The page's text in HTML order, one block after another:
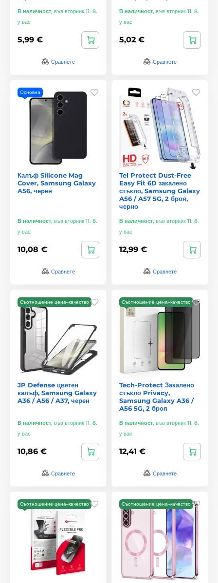
В наличност, във вторник 11. 8.
у вас
5,99 €
Сравнете
В наличност, във вторник 11. 8.
у вас
5,02 €
Сравнете
Основна
Калъф Silicone Mag
Cover, Samsung Galaxy
A56, черен
В наличност, във вторник 11. 8.
у вас
10,08 €
Сравнете
Tel Protect Dust-Free
Easy Fit 6D закалено
стъкло, Samsung Galaxy
A56 / A57 5G, 2 броя,
черно
В наличност, във вторник 11. 8.
у вас
12,99 €
Сравнете
Съотношение цена–качество
JP Defense цветен
калъф, Samsung Galaxy
A36 / A56 / A37, черен
В наличност, във вторник 11. 8.
у вас
10,86 €
Сравнете
Съотношение цена–качество
Tech-Protect Закалено
стъкло Privacy,
Samsung Galaxy A36 /
A56 5G, 2 броя
В наличност, във вторник 11. 8.
у вас
12,41 €
Сравнете
Съотношение цена–качество Съотношение цена–качество